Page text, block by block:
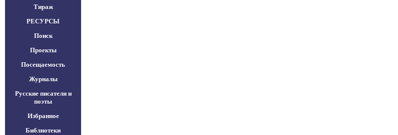
Тираж
РЕСУРСЫ
Поиск
Проекты
Посещаемость
Журналы
Русские писатели и
поэты
Избранное
Библиотеки